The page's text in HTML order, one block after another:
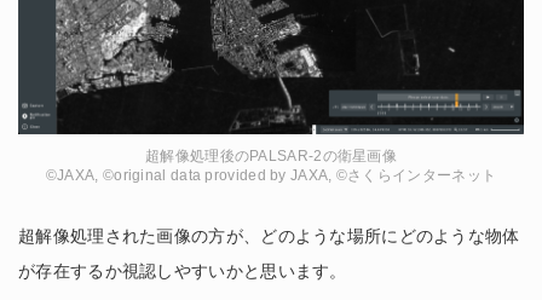
超解像処理後のPALSAR-2の衛星画像
©JAXA, ©original data provided by JAXA, ©さくらインターネット
超解像処理された画像の方が、どのような場所にどのような物体
が存在するか視認しやすいかと思います。